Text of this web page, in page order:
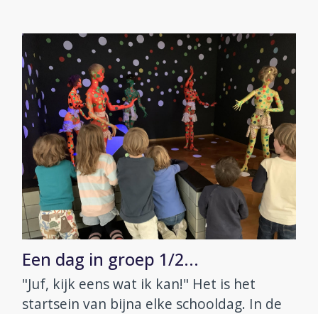
Een dag in groep 1/2...
"Juf, kijk eens wat ik kan!" Het is het
startsein van bijna elke schooldag. In de